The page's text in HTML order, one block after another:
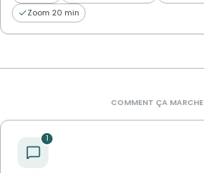
Zoom 20 min
COMMENT ÇA MARCHE
1